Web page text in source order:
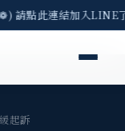
請點此連結加入
起訴